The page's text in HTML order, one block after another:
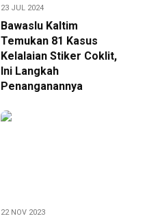
23 JUL 2024
Bawaslu Kaltim
Temukan 81 Kasus
Kelalaian Stiker Coklit,
Ini Langkah
Penanganannya
22 NOV 2023